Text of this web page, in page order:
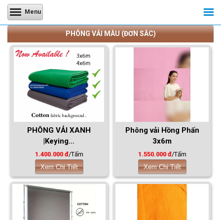
Menu
PHÔNG VẢI MÀU (ĐƠN SẮC)
PHÔNG VẢI XANH
|Keying...
1.400.000 đ/Tấm
Xem Chi Tiết
Phông vải Hồng Phấn
3x6m
1.550.000 đ/Tấm
Xem Chi Tiết